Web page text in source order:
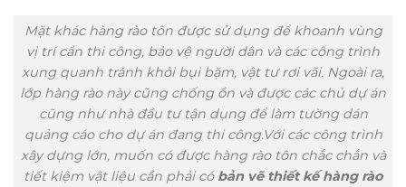
Mặt khác hàng rào tôn được sử dụng để khoanh vùng
vị trí cần thi công, bảo vệ người dân và các công trình
xung quanh tránh khỏi bụi bặm, vật tư rơi vãi. Ngoài ra,
lớp hàng rào này cũng chống ồn và được các chủ dự án
cũng như nhà đầu tư tận dụng để làm tường dán
quảng cáo cho dự án đang thi công.Với các công trình
xây dựng lớn, muốn có được hàng rào tôn chắc chắn và
tiết kiệm vật liệu cần phải có bản vẽ thiết kế hàng rào